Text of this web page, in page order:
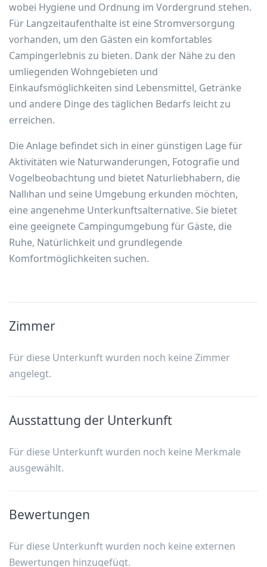
wobei Hygiene und Ordnung im Vordergrund stehen.
Für Langzeitaufenthalte ist eine Stromversorgung
vorhanden, um den Gästen ein komfortables
Campingerlebnis zu bieten. Dank der Nähe zu den
umliegenden Wohngebieten und
Einkaufsmöglichkeiten sind Lebensmittel, Getränke
und andere Dinge des täglichen Bedarfs leicht zu
erreichen.
Die Anlage befindet sich in einer günstigen Lage für
Aktivitäten wie Naturwanderungen, Fotografie und
Vogelbeobachtung und bietet Naturliebhabern, die
Nallıhan und seine Umgebung erkunden möchten,
eine angenehme Unterkunftsalternative. Sie bietet
eine geeignete Campingumgebung für Gäste, die
Ruhe, Natürlichkeit und grundlegende
Komfortmöglichkeiten suchen.
Zimmer
Für diese Unterkunft wurden noch keine Zimmer
angelegt.
Ausstattung der Unterkunft
Für diese Unterkunft wurden noch keine Merkmale
ausgewählt.
Bewertungen
Für diese Unterkunft wurden noch keine externen
Bewertungen hinzugefügt.